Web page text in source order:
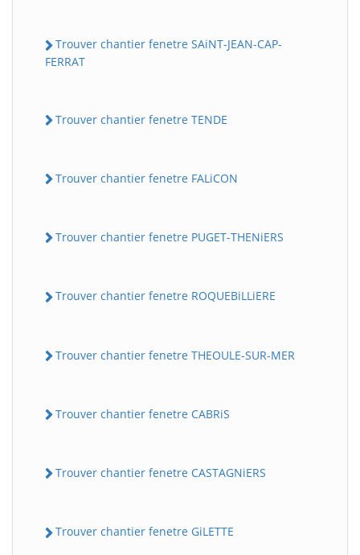
Trouver chantier fenetre SAiNT-JEAN-CAP-
FERRAT
Trouver chantier fenetre TENDE
Trouver chantier fenetre FALiCON
Trouver chantier fenetre PUGET-THENiERS
Trouver chantier fenetre ROQUEBiLLiERE
Trouver chantier fenetre THEOULE-SUR-MER
Trouver chantier fenetre CABRiS
Trouver chantier fenetre CASTAGNiERS
Trouver chantier fenetre GiLETTE